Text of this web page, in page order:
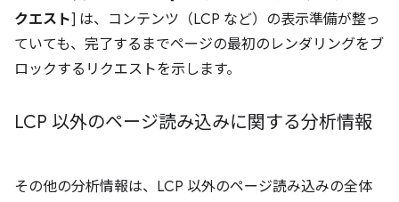
クエスト] は、コンテンツ（LCP など）の表示準備が整っ
ていても、完了するまでページの最初のレンダリングをブ
ロックするリクエストを示します。
LCP 以外のページ読み込みに関する分析情報
その他の分析情報は、LCP 以外のページ読み込みの全体